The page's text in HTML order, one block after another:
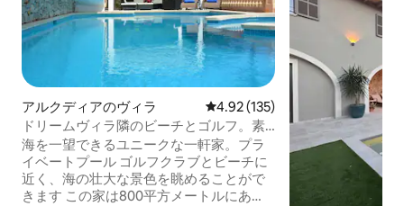
アルクディアのヴィラ レビュー135件、5つ星中4.92つ
4.92 (135)
ドリームヴィラ隣のビーチとゴルフ。素
晴らしい景色
海を一望できるユニークな一軒家。プラ
イベートプール ゴルフクラブとビーチに
近く、海の壮大な景色を眺めることがで
きます この家は800平方メートルにあ